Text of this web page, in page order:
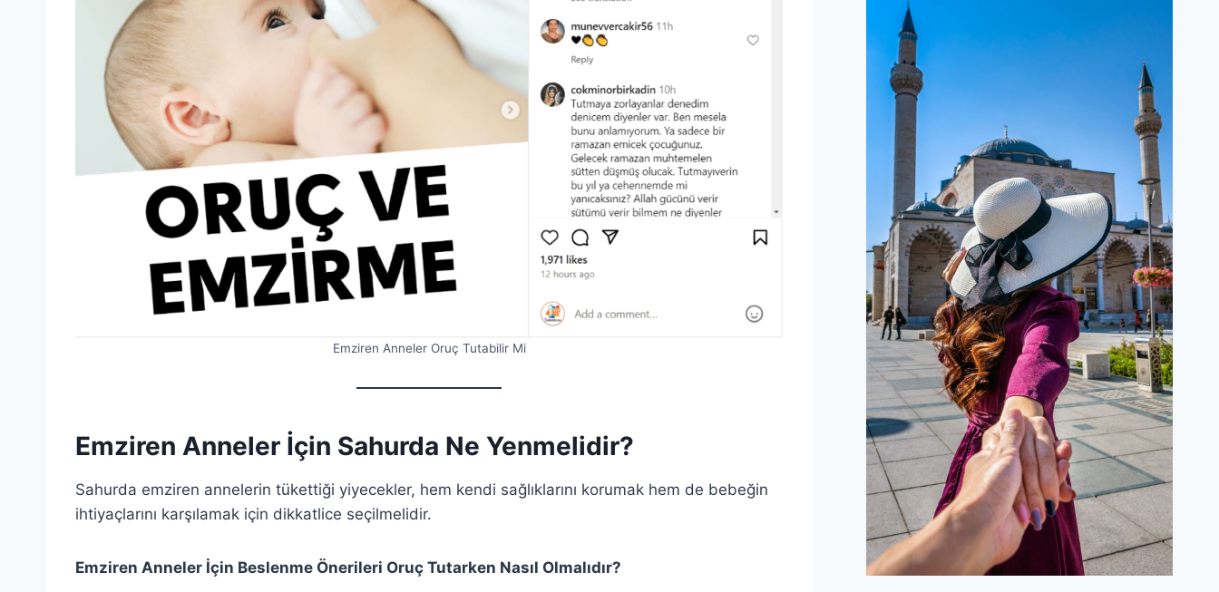
Emziren Anneler Oruç Tutabilir Mi
Emziren Anneler İçin Sahurda Ne Yenmelidir?
Sahurda emziren annelerin tükettiği yiyecekler, hem kendi sağlıklarını korumak hem de bebeğin
ihtiyaçlarını karşılamak için dikkatlice seçilmelidir.
Emziren Anneler İçin Beslenme Önerileri Oruç Tutarken Nasıl Olmalıdır?